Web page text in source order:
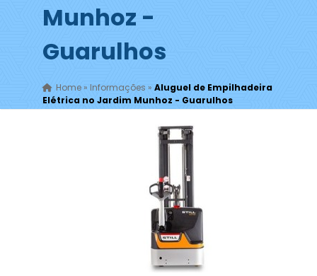
Munhoz -
Guarulhos
Home» Informações » Aluguel de Empilhadeira
Elétrica no Jardim Munhoz - Guarulhos